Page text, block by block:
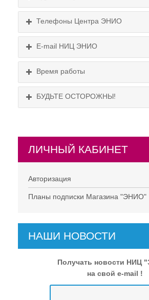
Телефоны Центра ЭНИО
E-mail НИЦ ЭНИО
Время работы
БУДЬТЕ ОСТОРОЖНЫ!
ЛИЧНЫЙ КАБИНЕТ
Авторизация
Планы подписки Магазина "ЭНИО"
НАШИ НОВОСТИ
Получать новости НИЦ
на свой e-mail !